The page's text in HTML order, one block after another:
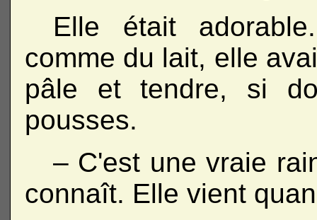
Elle était
comme du lait, elle
pâle et tendre, si
pousses.
– C'est une vraie
connaît. Elle vient